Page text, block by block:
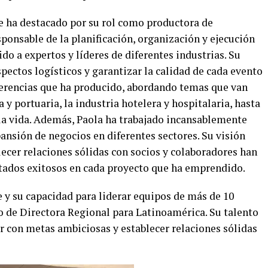
destacado por su rol como productora de
de la planificación, organización y ejecución
a expertos y líderes de diferentes industrias. Su
logísticos y garantizar la calidad de cada evento
que ha producido, abordando temas que van
y portuaria, la industria hotelera y hospitalaria, hasta
vida. Además, Paola ha trabajado incansablemente
de negocios en diferentes sectores. Su visión
relaciones sólidas con socios y colaboradores han
exitosos en cada proyecto que ha emprendido.
su capacidad para liderar equipos de más de 10
de Directora Regional para Latinoamérica. Su talento
metas ambiciosas y establecer relaciones sólidas